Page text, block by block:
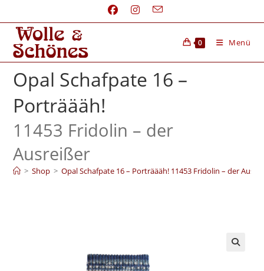
0 Menü
Opal Schafpate 16 –
Porträääh!
11453 Fridolin – der
Ausreißer
> Shop > Opal Schafpate 16 – Porträääh! 11453 Fridolin – der